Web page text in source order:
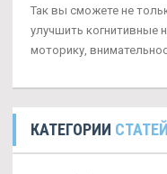
Так вы сможете не
улучшить когнитивные
моторику,
КАТЕГОРИИ СТАТЕЙ